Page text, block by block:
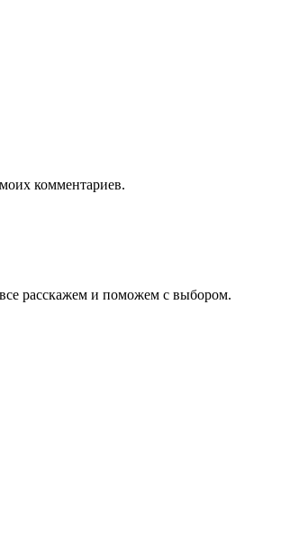
комментариев.
расскажем и поможем с выбором.